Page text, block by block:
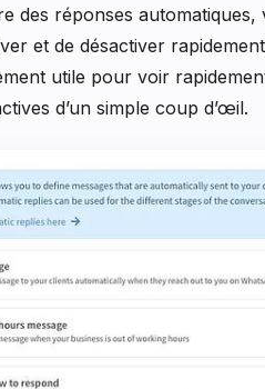
des réponses
et de désactiver
utile pour voir
d’un simple coup d’œil.